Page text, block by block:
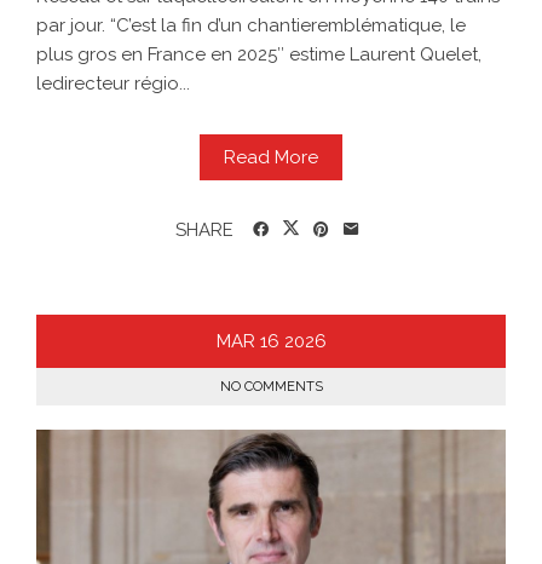
par jour. “C’est la fin d’un chantieremblématique, le
plus gros en France en 2025″ estime Laurent Quelet,
ledirecteur régio...
Read More
SHARE
MAR 16 2026
NO COMMENTS